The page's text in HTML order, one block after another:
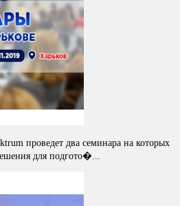
проведет два семинара на которых
для подгото�...